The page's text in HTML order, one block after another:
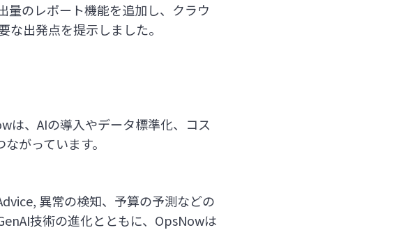
のレポート機能を追加し、クラウ
な出発点を提示しました。
は、AIの導入やデータ標準化、コス
がっています。
異常の検知、予算の予測などの
技術の進化とともに、OpsNowは